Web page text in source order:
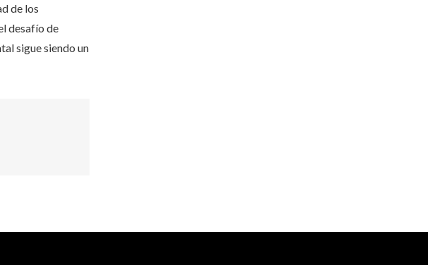
de los
desafío de
sigue siendo un